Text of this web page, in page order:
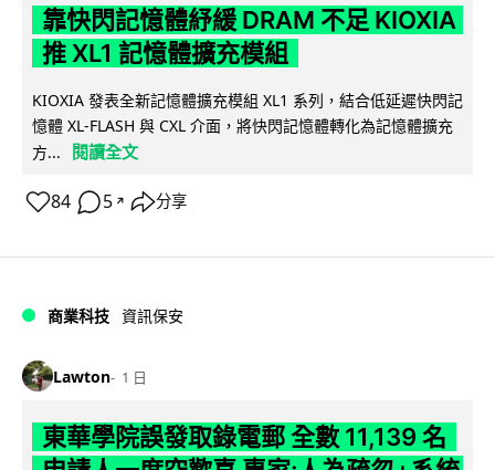
靠快閃記憶體紓緩 DRAM 不足 KIOXIA
推 XL1 記憶體擴充模組
KIOXIA 發表全新記憶體擴充模組 XL1 系列，結合低延遲快閃記
憶體 XL-FLASH 與 CXL 介面，將快閃記憶體轉化為記憶體擴充
方...
閱讀全文
84 5 ↗ 分享
商業科技 資訊保安
Lawton 1 日
東華學院誤發取錄電郵 全數 11,139 名